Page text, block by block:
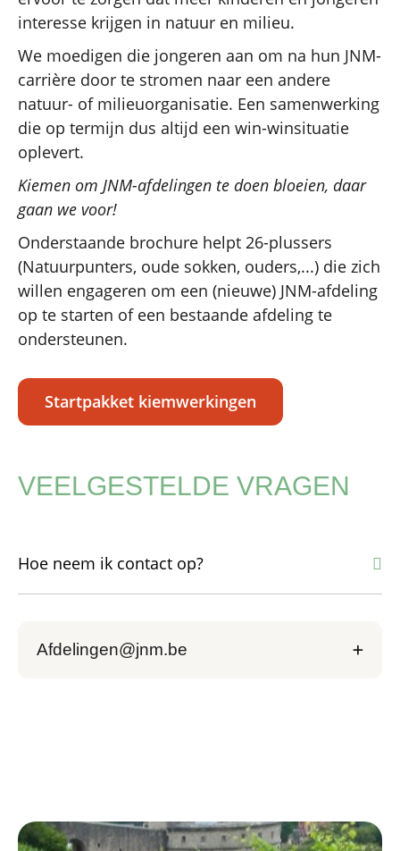
interesse krijgen in natuur en milieu.
We moedigen die jongeren aan om na hun JNM-
carrière door te stromen naar een andere
natuur- of milieuorganisatie. Een samenwerking
die op termijn dus altijd een win-winsituatie
oplevert.
Kiemen om JNM-afdelingen te doen bloeien, daar
gaan we voor!
Onderstaande brochure helpt 26-plussers
(Natuurpunters, oude sokken, ouders,...) die zich
willen engageren om een (nieuwe) JNM-afdeling
op te starten of een bestaande afdeling te
ondersteunen.
Startpakket kiemwerkingen
VEELGESTELDE VRAGEN
Hoe neem ik contact op?
Welke kiemwerkingen waren succesvol?
Afdelingen@jnm.be